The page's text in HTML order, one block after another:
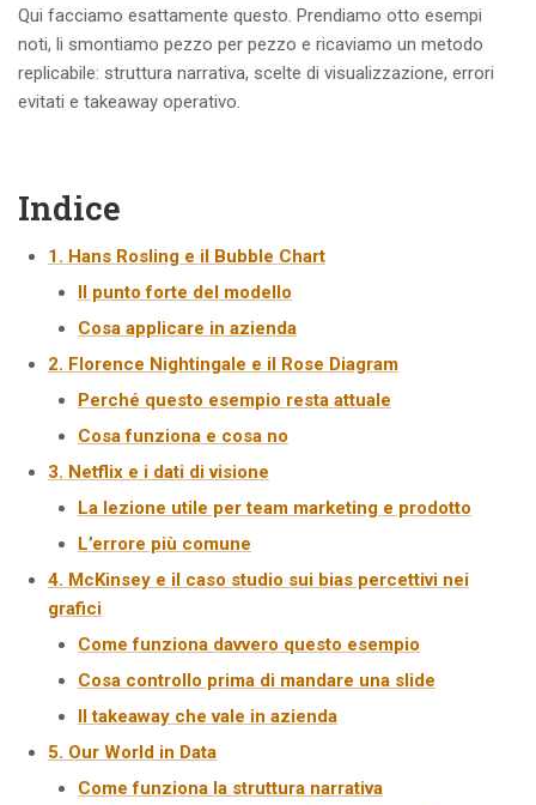
Qui facciamo esattamente questo. Prendiamo otto esempi
noti, li smontiamo pezzo per pezzo e ricaviamo un metodo
replicabile: struttura narrativa, scelte di visualizzazione, errori
evitati e takeaway operativo.
Indice
1. Hans Rosling e il Bubble Chart
Il punto forte del modello
Cosa applicare in azienda
2. Florence Nightingale e il Rose Diagram
Perché questo esempio resta attuale
Cosa funziona e cosa no
3. Netflix e i dati di visione
La lezione utile per team marketing e prodotto
L’errore più comune
4. McKinsey e il caso studio sui bias percettivi nei
grafici
Come funziona davvero questo esempio
Cosa controllo prima di mandare una slide
Il takeaway che vale in azienda
5. Our World in Data
Come funziona la struttura narrativa